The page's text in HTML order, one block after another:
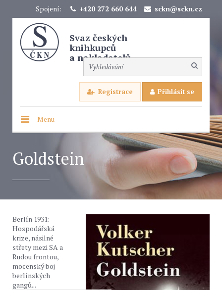
Spojení: +420 272 660 644 sckn@sckn.cz
Svaz českých
knihkupců
a nakladatelů
Registrace Přihlásit se
Menu
Goldstein
Berlín 1931:
Hospodářská
krize, násilné
střety mezi SA a
Rudou frontou,
mocenský boj
berlínských
gangů...